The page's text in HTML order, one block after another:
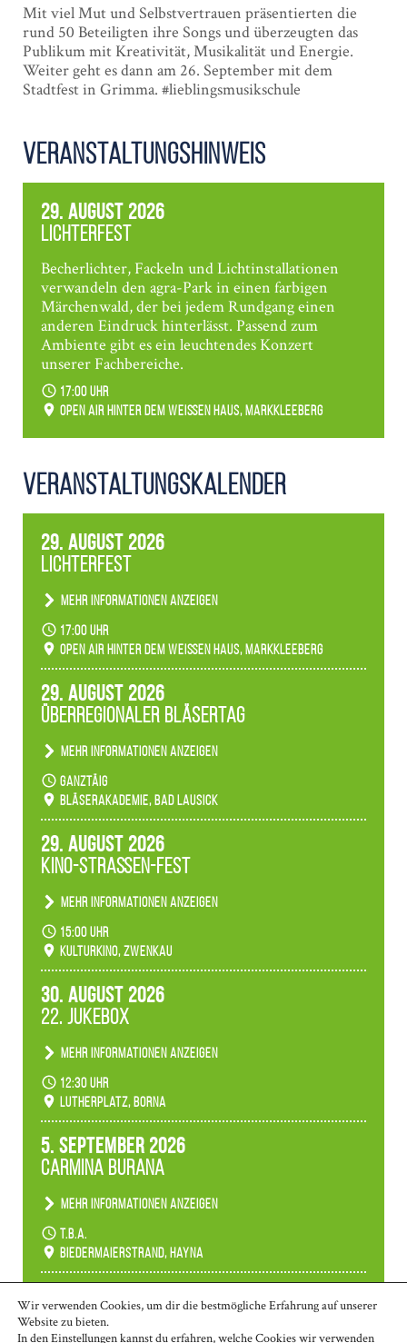
Mit viel Mut und Selbstvertrauen präsentierten die
rund 50 Beteiligten ihre Songs und überzeugten das
Publikum mit Kreativität, Musikalität und Energie.
Weiter geht es dann am 26. September mit dem
Stadtfest in Grimma. #lieblingsmusikschule
Veranstaltungshinweis
29. August 2026
Lichterfest
Becherlichter, Fackeln und Lichtinstallationen
verwandeln den agra-Park in einen farbigen
Märchenwald, der bei jedem Rundgang einen
anderen Eindruck hinterlässt. Passend zum
Ambiente gibt es ein leuchtendes Konzert
unserer Fachbereiche.
17:00 Uhr
Open Air hinter dem weißen Haus, Markkleeberg
Veranstaltungs­kalender
29. August 2026
Lichterfest
Mehr Informationen anzeigen
Becherlichter, Fackeln und Lichtinstallationen
verwandeln den agra-Park in einen farbigen
Märchenwald, der bei jedem Rundgang einen
Ambiente gibt es ein leuchtendes Konzert
unserer Fachbereiche.
17:00 Uhr
Open Air hinter dem weißen Haus, Markkleeberg
29. August 2026
Überregionaler Bläsertag
Mehr Informationen anzeigen
Teilnahme der Bläserklassen.
ganztäig
Bläserakademie, Bad Lausick
29. August 2026
Kino-Straßen-Fest
Mehr Informationen anzeigen
Konzert unserer Zwenkauer Schüler und
Schülerinnen zum Fest des Kulturkinos.
15:00 Uhr
Kulturkino, Zwenkau
30. August 2026
22. Jukebox
Mehr Informationen anzeigen
Anlässlicher der 775-Jahrfeier der Stadt Borna
spielen wir noch einmal unser aktuelles
Jukeboxprogramm zum Stadtfest.
12:30 Uhr
Lutherplatz, Borna
5. September 2026
Carmina Burana
Mehr Informationen anzeigen
Tanztheater der Quertänzer Borna.
t.b.a.
Biedermaierstrand, Hayna
Mehr Termine anzeigen
Wir verwenden Cookies, um dir die bestmögliche Erfahrung auf unserer
Website zu bieten.
In denEinstellungenkannst du erfahren, welche Cookies wir verwenden